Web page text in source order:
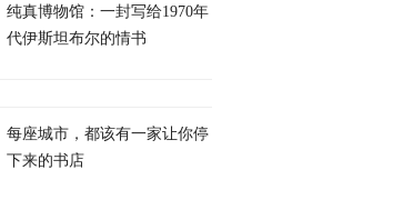
纯真博物馆：一封写给1970年
代伊斯坦布尔的情书
每座城市，都该有一家让你停
下来的书店